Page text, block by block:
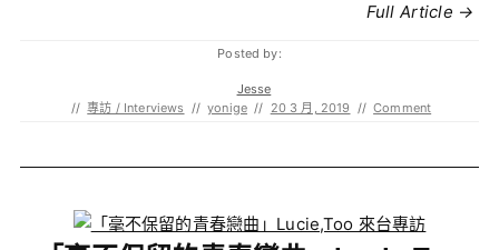
Full Article →
Posted by:
Jesse
// 專訪 / Interviews // yonige // 20 3 月, 2019 // Comment